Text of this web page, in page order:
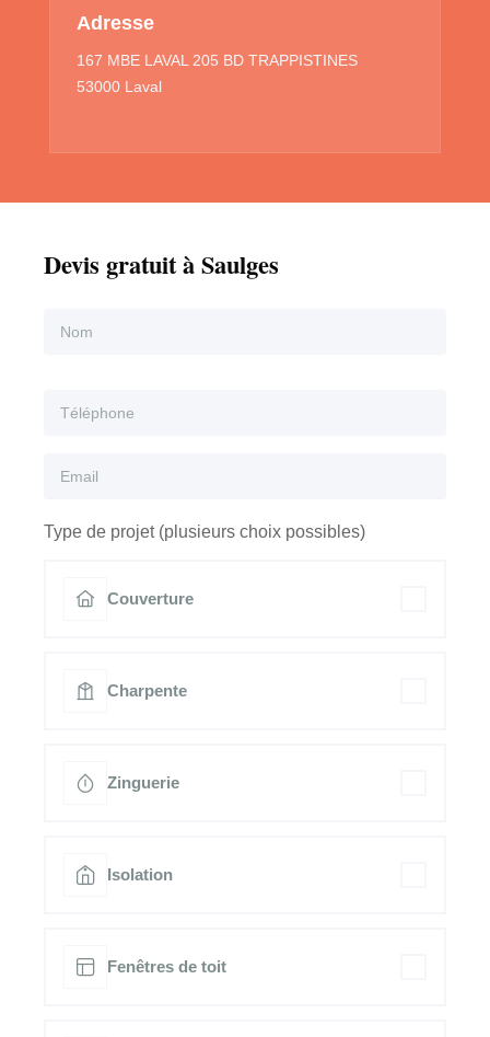
Adresse
167 MBE LAVAL 205 BD TRAPPISTINES
53000 Laval
Devis gratuit à Saulges
Type de projet (plusieurs choix possibles)
Couverture
Charpente
Zinguerie
Isolation
Fenêtres de toit